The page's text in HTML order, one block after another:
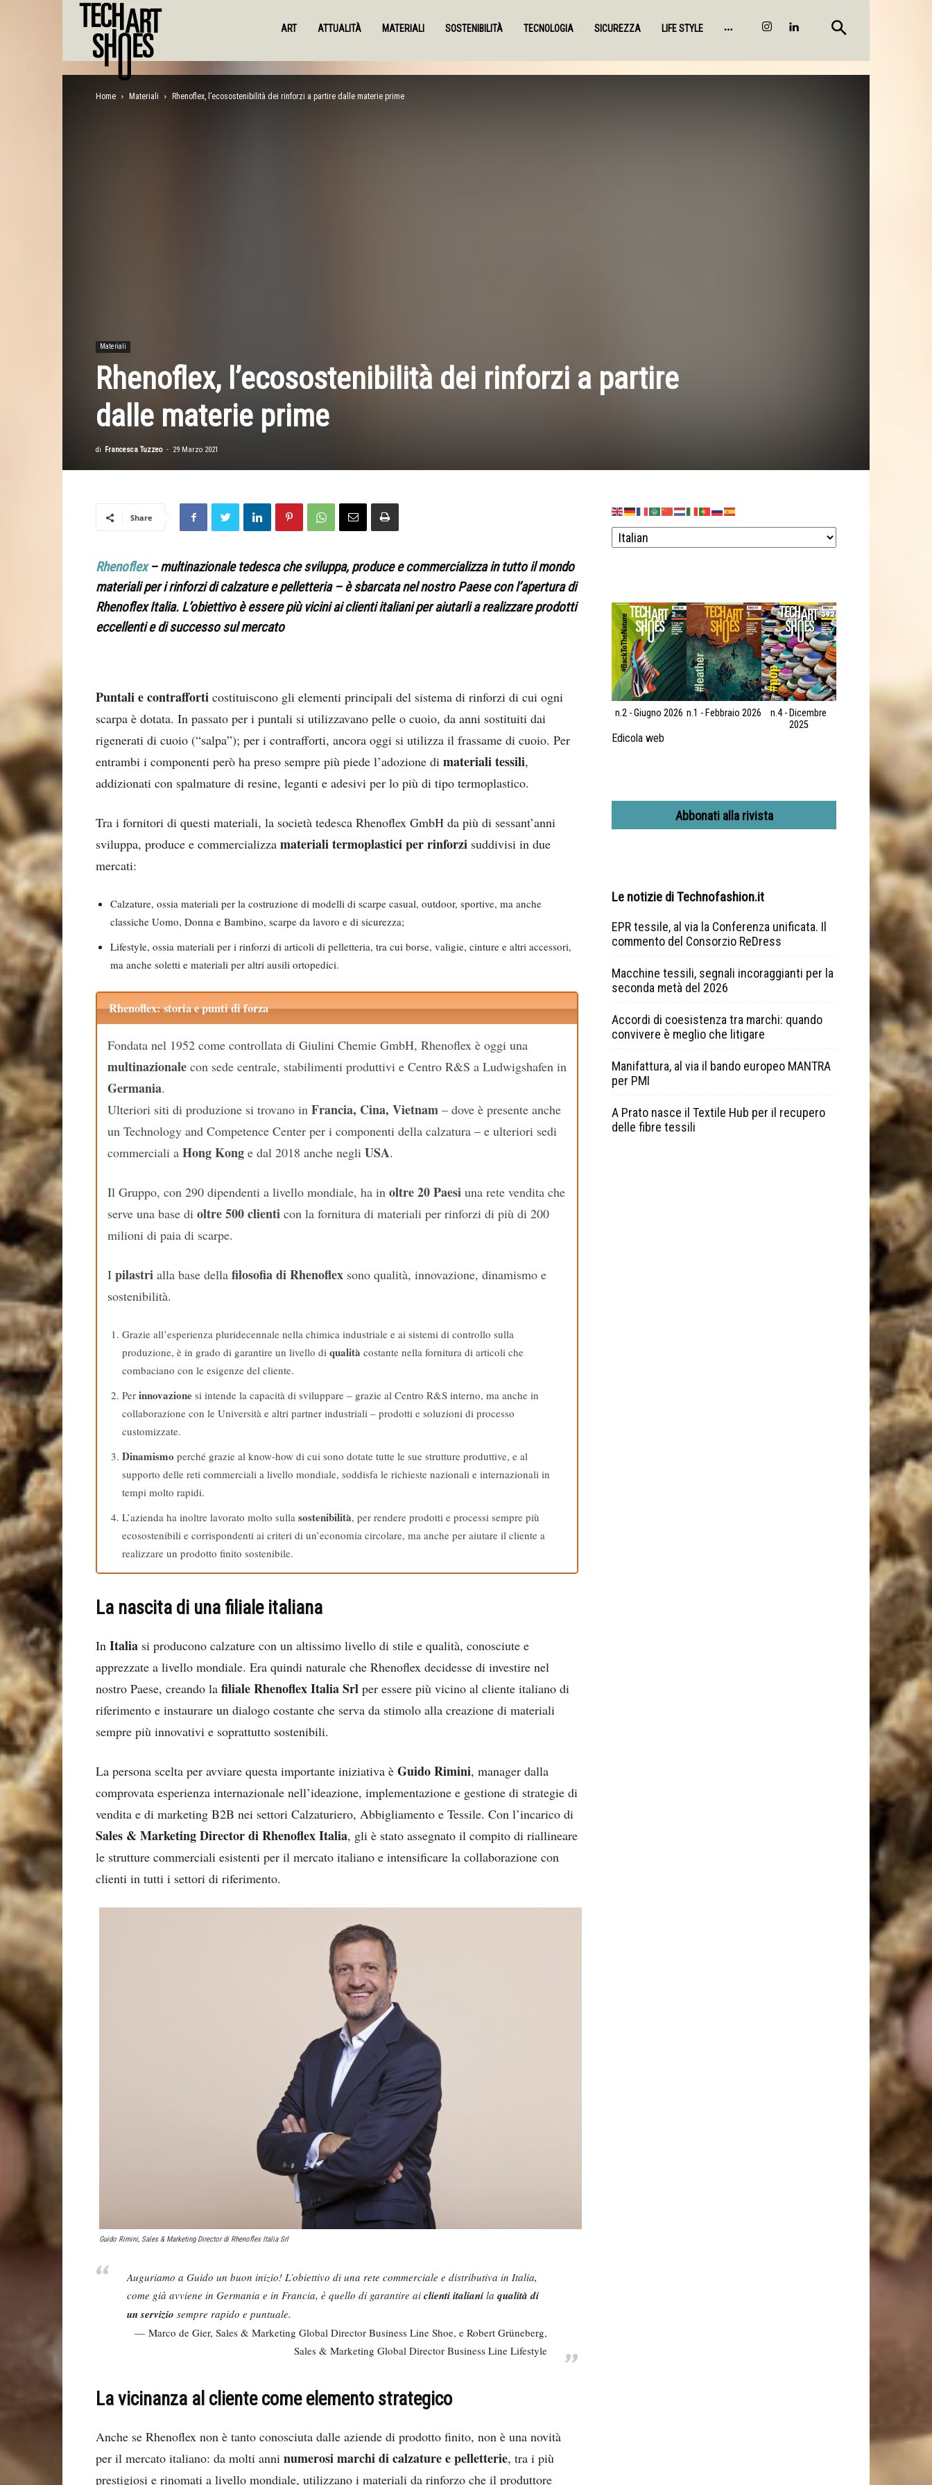
ART ATTUALITÀ MATERIALI SOSTENIBILITÀ TECNOLOGIA SICUREZZA LIFE STYLE
Home Materiali Rhenoflex, l’ecosostenibilità dei rinforzi a partire dalle materie prime
Materiali
Rhenoflex, l’ecosostenibilità dei rinforzi a partire
dalle materie prime
di Francesca Tuzzeo - 29 Marzo 2021
Share
Rhenoflex– multinazionale tedesca che sviluppa, produce e commercializza in tutto il mondo
materiali per i rinforzi di calzature e pelletteria – è sbarcata nel nostro Paese con l’apertura di
Rhenoflex Italia. L’obiettivo è essere più vicini ai clienti italiani per aiutarli a realizzare prodotti
eccellenti e di successo sul mercato
Puntali e contrafforti costituiscono gli elementi principali del sistema di rinforzi di cui ogni
scarpa è dotata. In passato per i puntali si utilizzavano pelle o cuoio, da anni sostituiti dai
rigenerati di cuoio (“salpa”); per i contrafforti, ancora oggi si utilizza il frassame di cuoio. Per
entrambi i componenti però ha preso sempre più piede l’adozione di materiali tessili,
addizionati con spalmature di resine, leganti e adesivi per lo più di tipo termoplastico.
Tra i fornitori di questi materiali, la società tedesca Rhenoflex GmbH da più di sessant’anni
sviluppa, produce e commercializza materiali termoplastici per rinforzi suddivisi in due
mercati:
Calzature, ossia materiali per la costruzione di modelli di scarpe casual, outdoor, sportive, ma anche
classiche Uomo, Donna e Bambino, scarpe da lavoro e di sicurezza;
Lifestyle, ossia materiali per i rinforzi di articoli di pelletteria, tra cui borse, valigie, cinture e altri accessori,
ma anche soletti e materiali per altri ausili ortopedici.
Rhenoflex: storia e punti di forza
Fondata nel 1952 come controllata di Giulini Chemie GmbH, Rhenoflex è oggi una
multinazionale con sede centrale, stabilimenti produttivi e Centro R&S a Ludwigshafen in
Germania.
Ulteriori siti di produzione si trovano in Francia, Cina, Vietnam – dove è presente anche
un Technology and Competence Center per i componenti della calzatura – e ulteriori sedi
commerciali a Hong Kong e dal 2018 anche negli USA.
Il Gruppo, con 290 dipendenti a livello mondiale, ha in oltre 20 Paesi una rete vendita che
serve una base di oltre 500 clienti con la fornitura di materiali per rinforzi di più di 200
milioni di paia di scarpe.
I pilastri alla base della filosofia di Rhenoflex sono qualità, innovazione, dinamismo e
sostenibilità.
Grazie all’esperienza pluridecennale nella chimica industriale e ai sistemi di controllo sulla
produzione, è in grado di garantire un livello di qualità costante nella fornitura di articoli che
combaciano con le esigenze del cliente.
Per innovazione si intende la capacità di sviluppare – grazie al Centro R&S interno, ma anche in
collaborazione con le Università e altri partner industriali – prodotti e soluzioni di processo
customizzate.
Dinamismo perché grazie al know-how di cui sono dotate tutte le sue strutture produttive, e al
supporto delle reti commerciali a livello mondiale, soddisfa le richieste nazionali e internazionali in
tempi molto rapidi.
L’azienda ha inoltre lavorato molto sulla sostenibilità, per rendere prodotti e processi sempre più
ecosostenibili e corrispondenti ai criteri di un’economia circolare, ma anche per aiutare il cliente a
realizzare un prodotto finito sostenibile.
La nascita di una filiale italiana
In Italia si producono calzature con un altissimo livello di stile e qualità, conosciute e
apprezzate a livello mondiale. Era quindi naturale che Rhenoflex decidesse di investire nel
nostro Paese, creando la filiale Rhenoflex Italia Srl per essere più vicino al cliente italiano di
riferimento e instaurare un dialogo costante che serva da stimolo alla creazione di materiali
sempre più innovativi e soprattutto sostenibili.
La persona scelta per avviare questa importante iniziativa è Guido Rimini, manager dalla
comprovata esperienza internazionale nell’ideazione, implementazione e gestione di strategie di
vendita e di marketing B2B nei settori Calzaturiero, Abbigliamento e Tessile. Con l’incarico di
Sales & Marketing Director di Rhenoflex Italia, gli è stato assegnato il compito di riallineare
le strutture commerciali esistenti per il mercato italiano e intensificare la collaborazione con
clienti in tutti i settori di riferimento.
Guido Rimini, Sales & Marketing Director di Rhenoflex Italia Srl
Auguriamo a Guido un buon inizio! L’obiettivo di una rete commerciale e distributiva in Italia,
come già avviene in Germania e in Francia, è quello di garantire ai clienti italiani la qualità di
un servizio sempre rapido e puntuale.
Marco de Gier, Sales & Marketing Global Director Business Line Shoe, e Robert Grüneberg,
Sales & Marketing Global Director Business Line Lifestyle
La vicinanza al cliente come elemento strategico
Anche se Rhenoflex non è tanto conosciuta dalle aziende di prodotto finito, non è una novità
per il mercato italiano: da molti anni numerosi marchi di calzature e pelletterie, tra i più
prestigiosi e rinomati a livello mondiale, utilizzano i materiali da rinforzo che il produttore
n.2 - Giugno 2026 n.1 - Febbraio 2026
n.4 - Dicembre
2025
Edicola web
Abbonati alla rivista
Le notizie di Technofashion.it
EPR tessile, al via la Conferenza unificata. Il
commento del Consorzio ReDress
Macchine tessili, segnali incoraggianti per la
seconda metà del 2026
Accordi di coesistenza tra marchi: quando
convivere è meglio che litigare
Manifattura, al via il bando europeo MANTRA
per PMI
A Prato nasce il Textile Hub per il recupero
delle fibre tessili